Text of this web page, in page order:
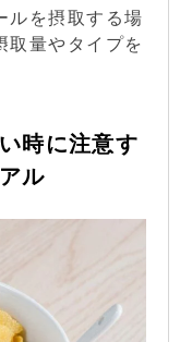
ルを摂取する場
取量やタイプを
時に注意す
ル